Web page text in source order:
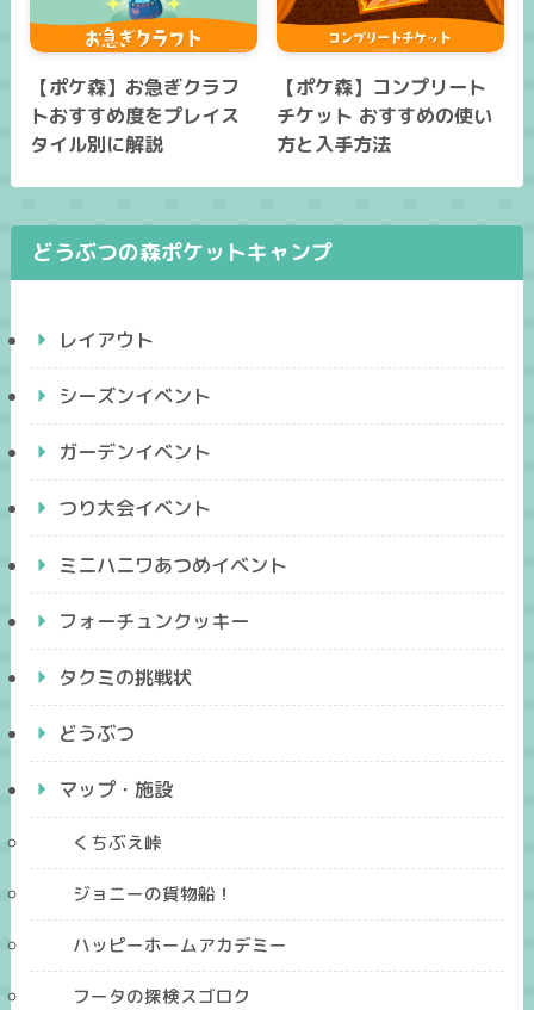
【ポケ森】お急ぎクラフ
トおすすめ度をプレイス
タイル別に解説
【ポケ森】コンプリート
チケット おすすめの使い
方と入手方法
どうぶつの森ポケットキャンプ
レイアウト
シーズンイベント
ガーデンイベント
つり大会イベント
ミニハニワあつめイベント
フォーチュンクッキー
タクミの挑戦状
どうぶつ
マップ・施設
くちぶえ峠
ジョニーの貨物船！
ハッピーホームアカデミー
フータの探検スゴロク